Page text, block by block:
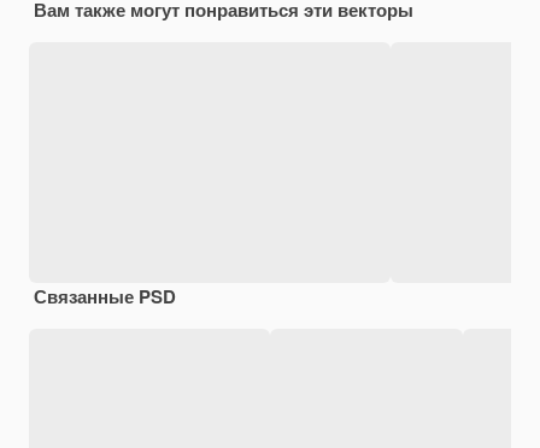
Вам также могут понравиться эти векторы
Связанные PSD